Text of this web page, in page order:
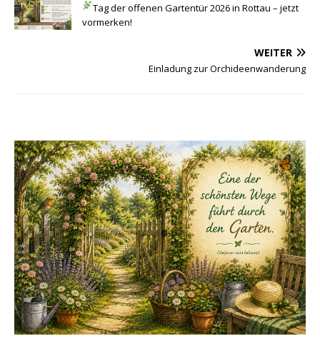
Tag der offenen Gartentür 2026 in Rottau – jetzt
vormerken!
WEITER
Einladung zur Orchideenwanderung